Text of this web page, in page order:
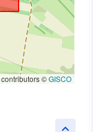
contributors ©GISCO
keyboard_arrow_up